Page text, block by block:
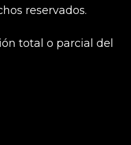
reservados.
total o parcial del